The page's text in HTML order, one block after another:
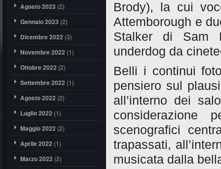
Agosto 2023 (2)
Gennaio 2023 (2)
Dicembre 2022 (3)
Novembre 2022 (1)
Ottobre 2022 (2)
Settembre 2022 (1)
Agosto 2022 (2)
Luglio 2022 (1)
Maggio 2022 (2)
Aprile 2022 (1)
Marzo 2022 (2)
Brody), la cui
Attemborough e
Stalker di Sam
underdog da
Belli i continui
pensiero sul
all’interno dei
scenografici
trapassati,
musicata dalla